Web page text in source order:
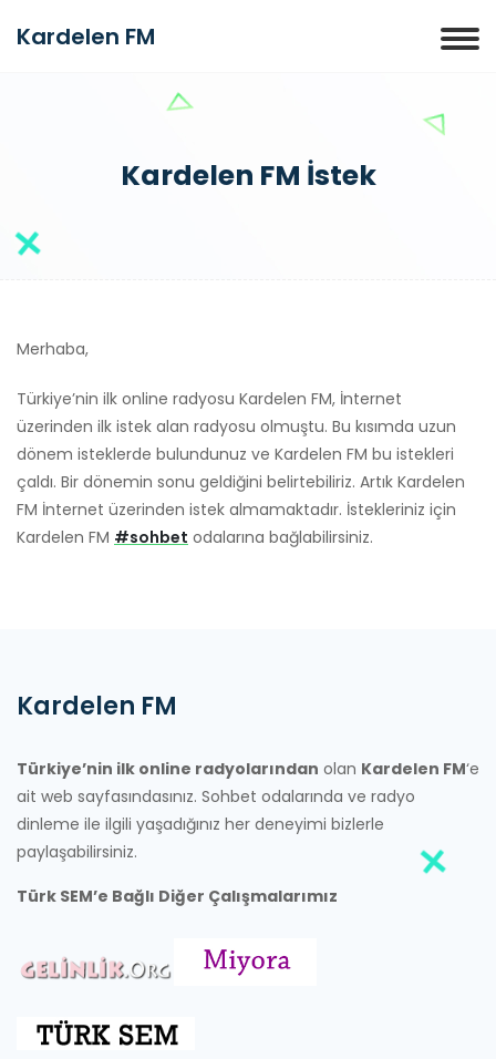
Kardelen FM
Kardelen FM İstek
Merhaba,
Türkiye’nin ilk online radyosu Kardelen FM, İnternet
üzerinden ilk istek alan radyosu olmuştu. Bu kısımda uzun
dönem isteklerde bulundunuz ve Kardelen FM bu istekleri
çaldı. Bir dönemin sonu geldiğini belirtebiliriz. Artık Kardelen
FM İnternet üzerinden istek almamaktadır. İstekleriniz için
Kardelen FM #sohbet odalarına bağlabilirsiniz.
Kardelen FM
Türkiye’nin ilk online radyolarından olan Kardelen FM‘e
ait web sayfasındasınız. Sohbet odalarında ve radyo
dinleme ile ilgili yaşadığınız her deneyimi bizlerle
paylaşabilirsiniz.
Türk SEM’e Bağlı Diğer Çalışmalarımız